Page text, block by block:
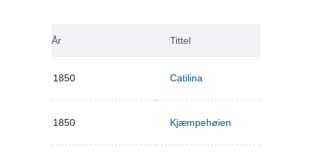
År Tittel
1850 Catilina
1850 Kjæmpehøien